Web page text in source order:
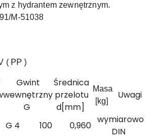
z hydrantem zewnętrznym.
M-51038
( PP )
Gwint
wewnętrzny
G
Średnica
przelotu
d[mm]
Masa
[kg]
Uwagi
G 4 100 0,960
wymiarowo
DIN